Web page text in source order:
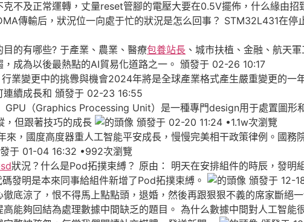
克不及正常運轉，丈量reset管腳的電壓大要在0.5V擺佈，什么緣由
傳輸后，狀況位一向處于忙的狀況是怎么回事？ STM32L431在
的有哪些? 于產業、農業、醫療包養站長 、城市扶植、金融、航天
成為以後最熱點的AI貿易化道路之一。 頒發于 02-26 10:17
業變更中的挑釁與機會2024年將是全球產業格式產生嚴重變更的一
連續成長和 頒發于 02-23 16:55
（Graphics Processing Unit）是一種專門design用于處置圖形
，但跟著技巧的成長
頒發于 02-20 11:24 •1.1w次瀏覽
來，國度高度器重人工智能平安成長，慢慢完美相干政策律例。國
于 01-04 16:32 •992次瀏覽
狀況？什么是Pod拓撲束縛？ 原由： 明天在安排組件的時辰，發
發明是本來同事給組件新增了Pod拓撲束縛。
頒發于 12-
底涼了，恨不得馬上點點頭，退婚，然後再跟狠狠不義的席家斷絕
能夠回結為處理數據中間缺乏的題目。 為什么數據中間對人工智